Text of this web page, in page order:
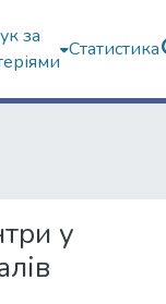
за
Статистика
у